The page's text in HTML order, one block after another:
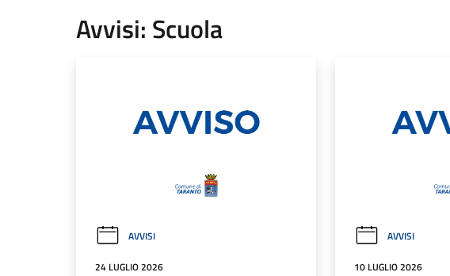
Avvisi: Scuola
AVVISI
24 LUGLIO 2026
AVVISI
10 LUGLIO 2026